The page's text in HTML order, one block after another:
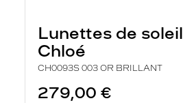
Lunettes de soleil
Chloé
CH0093S 003 OR BRILLANT
279,00 €